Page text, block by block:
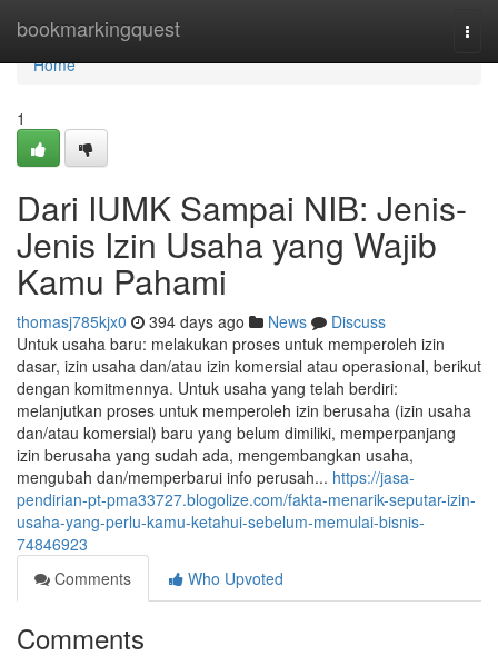
bookmarkingquest
Home
Home
1
Dari IUMK Sampai NIB: Jenis-
Jenis Izin Usaha yang Wajib
Kamu Pahami
thomasj785kjx0 394 days ago News
Discuss
Untuk usaha baru: melakukan proses untuk memperoleh izin
dasar, izin usaha dan/atau izin komersial atau operasional, berikut
dengan komitmennya. Untuk usaha yang telah berdiri:
melanjutkan proses untuk memperoleh izin berusaha (izin usaha
dan/atau komersial) baru yang belum dimiliki, memperpanjang
izin berusaha yang sudah ada, mengembangkan usaha,
mengubah dan/memperbarui info perusah... https://jasa-
pendirian-pt-pma33727.blogolize.com/fakta-menarik-seputar-izin-
usaha-yang-perlu-kamu-ketahui-sebelum-memulai-bisnis-
74846923
Comments
Who Upvoted
Comments